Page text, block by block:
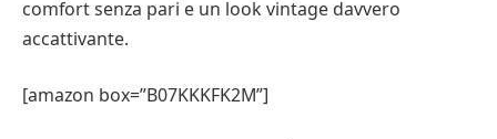
comfort senza pari e un look vintage davvero
accattivante.
[amazon box=”B07KKKFK2M”]